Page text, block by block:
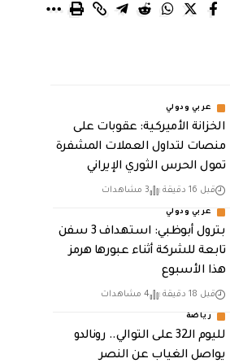
عربي ودولي
الخزانة الأميركية: عقوبات على
منصات لتداول العملات المشفرة
تمول الحرس الثوري الإيراني
قبل 16 دقيقة 3 مشاهدات
عربي ودولي
بترول أبوظبي: استهداف 3 سفن
تابعة للشركة أثناء عبورها هرمز
هذا الأسبوع
قبل 18 دقيقة 4 مشاهدات
رياضة
لليوم الـ32 على التوالي.. رونالدو
يواصل الغياب عن النصر